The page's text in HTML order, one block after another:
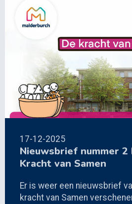
17-12-2025
Nieuwsbrief nummer 2
Kracht van Samen
Er is weer een nieuwsbrief
kracht van Samen